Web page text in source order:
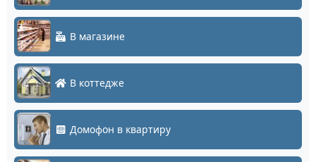
В магазине
В коттедже
Домофон в квартиру